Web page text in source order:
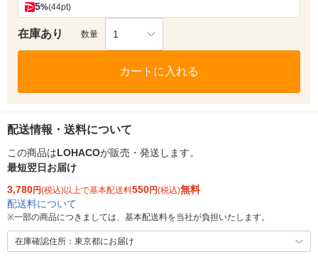
5%(44pt)
在庫あり 数量 1
カートに入れる
配送情報・送料について
この商品はLOHACOが販売・発送します。
最短翌日お届け
3,780円(税込)以上で基本配送料550円(税込)無料
配送料について
※一部の商品につきましては、基本配送料を当社が負担いたします。
在庫確認住所：東京都にお届け